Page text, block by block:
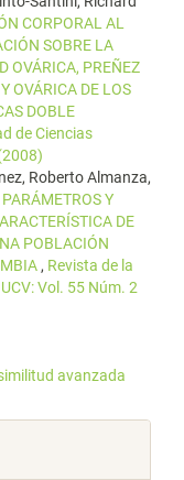
CORPORAL AL
SOBRE LA
OVÁRICA, PREÑEZ
OVÁRICA DE LOS
DOBLE
de Ciencias
Roberto Almanza,
PARÁMETROS Y
DE
POBLACIÓN
, Revista de la
Vol. 55 Núm. 2
avanzada